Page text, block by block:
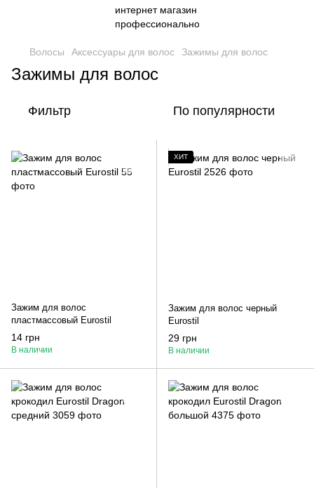
Волосы Аксессуары для волос Зажимы для волос
Зажимы для волос
Фильтр По популярности
Зажим для волос
пластмассовый Eurostil
14 грн
В наличии
ХИТ
Зажим для волос черный
Eurostil
29 грн
В наличии